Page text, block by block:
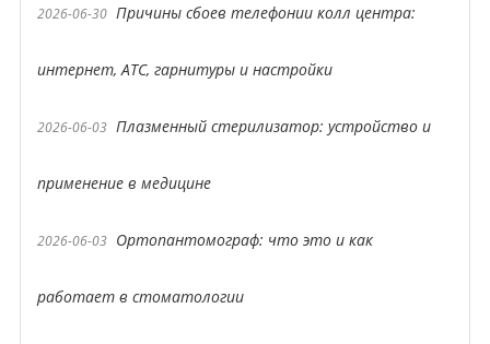
2026-06-30 Причины сбоев телефонии колл центра:
интернет, АТС, гарнитуры и настройки
2026-06-03 Плазменный стерилизатор: устройство и
применение в медицине
2026-06-03 Ортопантомограф: что это и как
работает в стоматологии